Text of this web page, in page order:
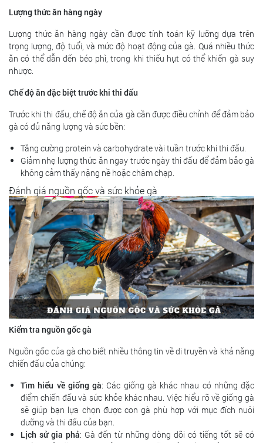
Lượng thức ăn hàng ngày
Lượng thức ăn hàng ngày cần được tính toán kỹ lưỡng dựa trên
trọng lượng, độ tuổi, và mức độ hoạt động của gà. Quá nhiều thức
ăn có thể dẫn đến béo phì, trong khi thiếu hụt có thể khiến gà suy
nhược.
Chế độ ăn đặc biệt trước khi thi đấu
Trước khi thi đấu, chế độ ăn của gà cần được điều chỉnh để đảm bảo
gà có đủ năng lượng và sức bền:
Tăng cường protein và carbohydrate vài tuần trước khi thi đấu.
Giảm nhẹ lượng thức ăn ngay trước ngày thi đấu để đảm bảo gà
không cảm thấy nặng nề hoặc chậm chạp.
Đánh giá nguồn gốc và sức khỏe gà
Kiểm tra nguồn gốc gà
Nguồn gốc của gà cho biết nhiều thông tin về di truyền và khả năng
chiến đấu của chúng:
Tìm hiểu về giống gà: Các giống gà khác nhau có những đặc
điểm chiến đấu và sức khỏe khác nhau. Việc hiểu rõ về giống gà
sẽ giúp bạn lựa chọn được con gà phù hợp với mục đích nuôi
dưỡng và thi đấu của bạn.
Lịch sử gia phả: Gà đến từ những dòng dõi có tiếng tốt sẽ có